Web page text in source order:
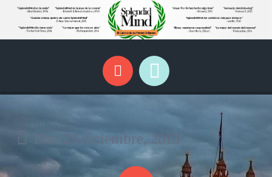
El Camino de las Mentes Brillantes
Menú
Buscar
24 diciembre, 2013